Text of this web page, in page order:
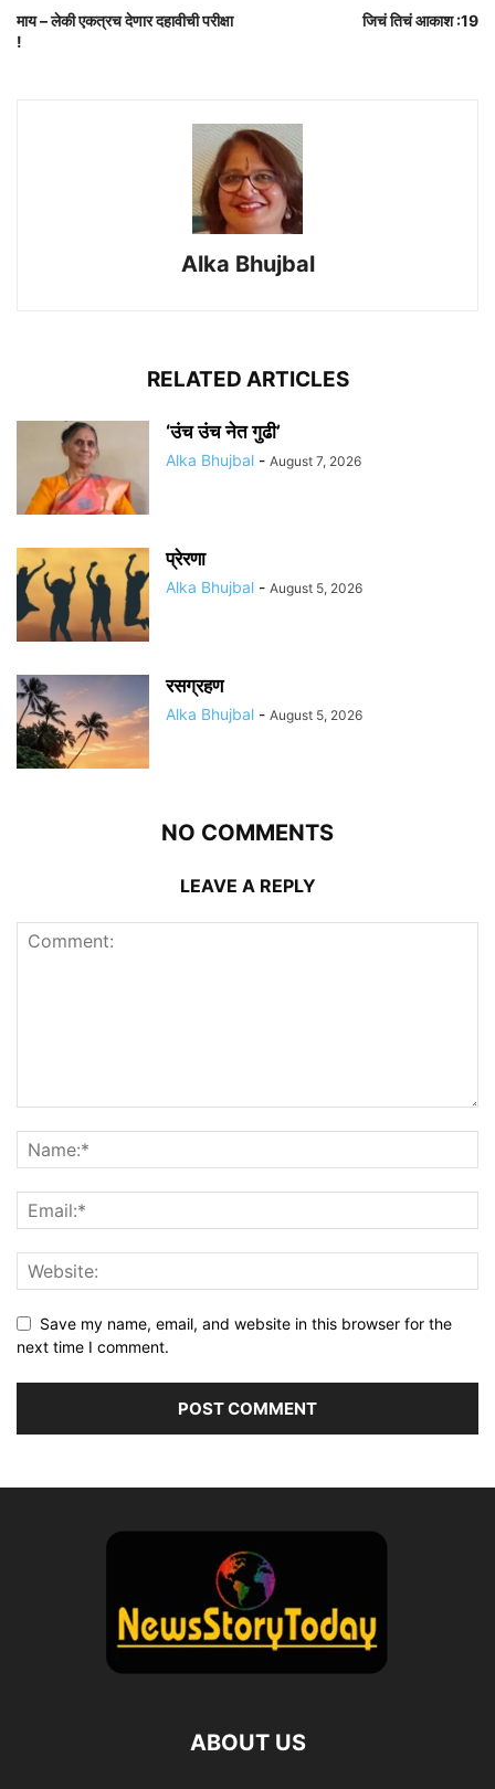
माय – लेकी एकत्रच देणार दहावीची परीक्षा
!
जिचं तिचं आकाश :19
Alka Bhujbal
RELATED ARTICLES
‘उंच उंच नेत गुढी’
Alka Bhujbal - August 7, 2026
प्रेरणा
Alka Bhujbal - August 5, 2026
रसग्रहण
Alka Bhujbal - August 5, 2026
NO COMMENTS
LEAVE A REPLY
Save my name, email, and website in this browser for the
next time I comment.
ABOUT US